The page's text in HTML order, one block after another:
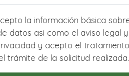
básica sobre
el aviso legal y la
tratamiento de mis
trámite de la solicitud realizada.